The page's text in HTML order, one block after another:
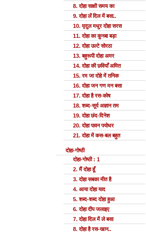
8. दोहा साक्षी समय का
9. दोहा लें दिल में बसा..
10. मृदुल मधुर दोहा सरस
11. दोहा का कुनबा बड़ा
12. दोहा उल्टे सोरठा
13. बहुरूपी दोहा अमर
14. दोहा की छवियाँ अमित
15. रम जा दोहे में तनिक
16. दोहा जन गण मन बसा
17. दोहा है रस-कोष
18. शब्द-सूर्य अज्ञान तम
19. दोहा छंद-दिनेश
20. दोहा पावन पयोधर
21. दोहा में कस-बल बहुत
दोहा-गोष्ठी
दोहा-गोष्ठी : 1
2. मैं दोहा हूँ
3. दोहा सबका मीत है
4. आया दोहा याद
5. शब्द-शब्द दोहा हुआ
6. दोहा दीप जलाइए
7. दोहा दिल में ले बसा
8. दोहा है रस-खान..